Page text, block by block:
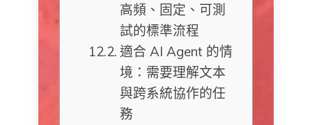
高頻、固定、可測
試的標準流程
適合 AI Agent 的情
境：需要理解文本
與跨系統協作的任
務